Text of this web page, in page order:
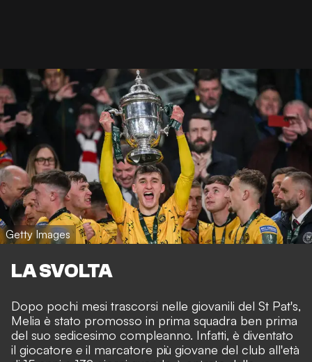
Getty Images
LA SVOLTA
Dopo pochi mesi trascorsi nelle giovanili del St Pat's,
Melia è stato promosso in prima squadra ben prima
del suo sedicesimo compleanno. Infatti, è diventato
il giocatore e il marcatore più giovane del club all'età